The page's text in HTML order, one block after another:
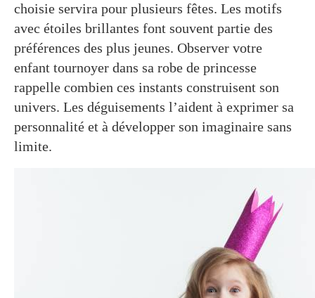
choisie servira pour plusieurs fêtes. Les motifs
avec étoiles brillantes font souvent partie des
préférences des plus jeunes. Observer votre
enfant tournoyer dans sa robe de princesse
rappelle combien ces instants construisent son
univers. Les déguisements l’aident à exprimer sa
personnalité et à développer son imaginaire sans
limite.